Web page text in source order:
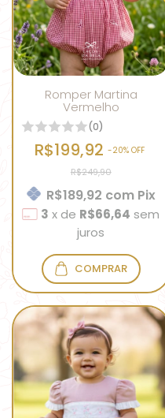
Romper Martina
Vermelho
(0)
R$199,92 -20% OFF
R$249,90
R$189,92 com Pix
3 x de R$66,64 sem
juros
COMPRAR